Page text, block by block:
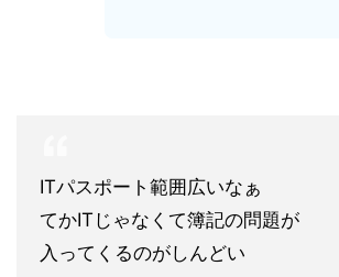
ITパスポート範囲広いなぁ
てかITじゃなくて簿記の問題が
入ってくるのがしんどい